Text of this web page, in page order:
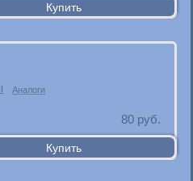
Аналоги
80 руб.